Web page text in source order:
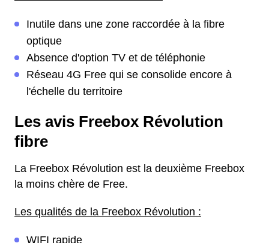
Inutile dans une zone raccordée à la fibre
optique
Absence d'option TV et de téléphonie
Réseau 4G Free qui se consolide encore à
l'échelle du territoire
Les avis Freebox Révolution
fibre
La Freebox Révolution est la deuxième Freebox
la moins chère de Free.
Les qualités de la Freebox Révolution :
WIFI rapide